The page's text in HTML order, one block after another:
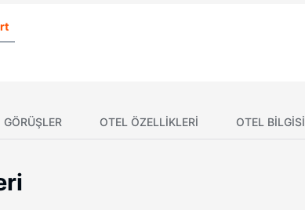
GÖRÜŞLER OTEL ÖZELLIKLERI OTEL BILGISI